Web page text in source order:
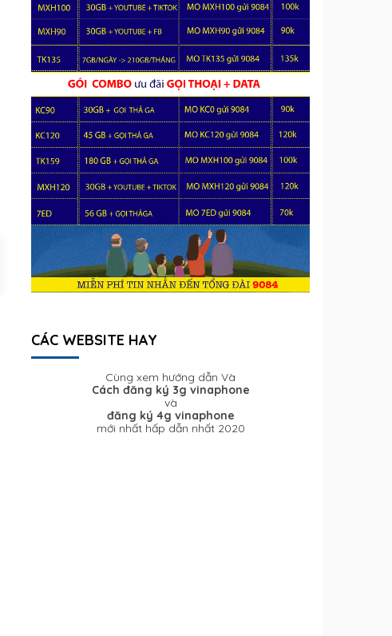
CÁC WEBSITE HAY
Cùng xem hướng dẫn Và
Cách đăng ký 3g vinaphone
và
đăng ký 4g vinaphone
mới nhất hấp dẫn nhất 2020